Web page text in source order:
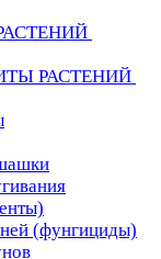
РАСТЕНИЙ
(фунгициды)